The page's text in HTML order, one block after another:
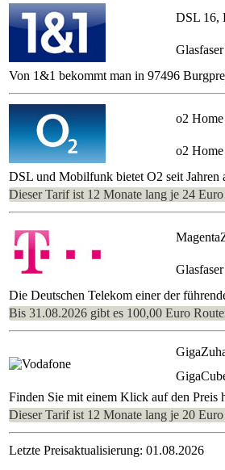
DSL 16,
Von 1&1 bekommt man in 97496
o2
o2
DSL und Mobilfunk bietet O2 seit Jahren
Dieser Tarif ist 12 Monate lang je 24
Die Deutschen Telekom einer der
Bis 31.08.2026 gibt es 100,00 Euro
Finden Sie mit einem Klick auf den
Dieser Tarif ist 12 Monate lang je 20
Letzte Preisaktualisierung: 01.08.2026